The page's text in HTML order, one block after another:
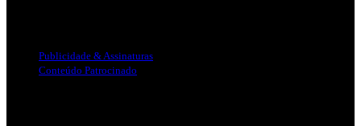
Publicidade & Assinaturas
Conteúdo Patrocinado